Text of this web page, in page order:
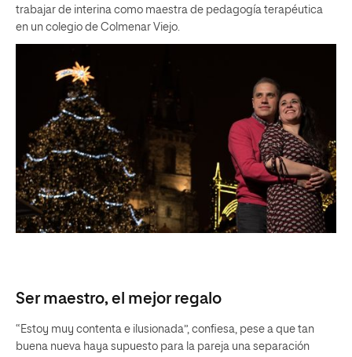
trabajar de interina como maestra de pedagogía terapéutica
en un colegio de Colmenar Viejo.
Ser maestro, el mejor regalo
“Estoy muy contenta e ilusionada”, confiesa, pese a que tan
buena nueva haya supuesto para la pareja una separación